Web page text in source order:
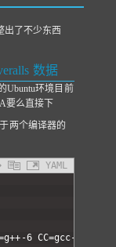
出了不少东西
数据
Ubuntu环境目前
要么直接下
两个编译器的
YAML
6 CC=gcc-6